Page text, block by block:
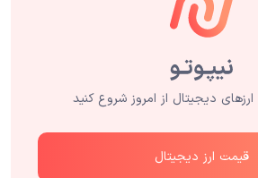
دیجیتال از امروز شروع کنید
قیمت ارز دیجیتال